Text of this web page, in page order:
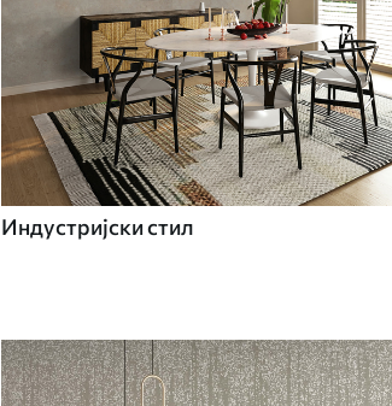
Индустријски стил